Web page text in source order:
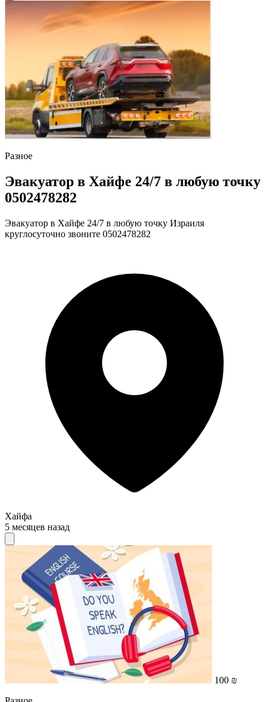
Разное
Эвакуатор в Хайфе 24/7 в любую точку
0502478282
Эвакуатор в Хайфе 24/7 в любую точку Израиля
круглосуточно звоните 0502478282
Хайфа
5 месяцев назад
100 ₪